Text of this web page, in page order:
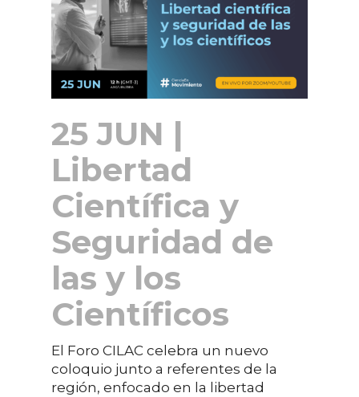
25 JUN |
Libertad
Científica y
Seguridad de
las y los
Científicos
El Foro CILAC celebra un nuevo
coloquio junto a referentes de la
región, enfocado en la libertad